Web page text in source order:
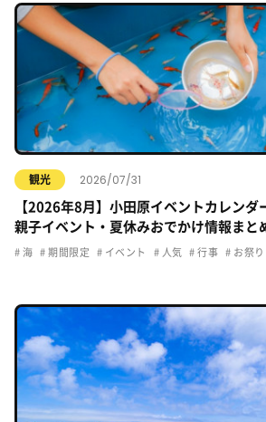
観光 2026/07/31
【2026年8月】小田原イベントカレンダ
親子イベント・夏休みおでかけ情報まと
海 期間限定 イベント 人気 行事 お祭り